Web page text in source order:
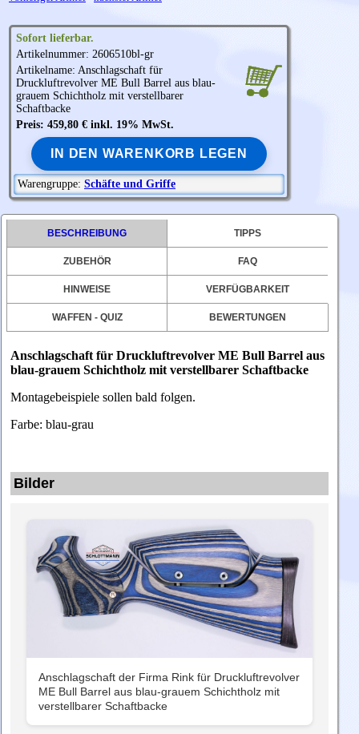
Sofort lieferbar.
Artikelnummer: 2606510bl-gr
Artikelname: Anschlagschaft für
Druckluftrevolver ME Bull Barrel aus blau-
grauem Schichtholz mit verstellbarer
Schaftbacke
Preis: 459,80 € inkl. 19% MwSt.
IN DEN WARENKORB LEGEN
Warengruppe: Schäfte und Griffe
BESCHREIBUNG TIPPS
ZUBEHÖR FAQ
HINWEISE VERFÜGBARKEIT
WAFFEN - QUIZ BEWERTUNGEN
Anschlagschaft für Druckluftrevolver ME Bull Barrel aus
blau-grauem Schichtholz mit verstellbarer Schaftbacke
Montagebeispiele sollen bald folgen.
Farbe: blau-grau
Bilder
Anschlagschaft der Firma Rink für Druckluftrevolver
ME Bull Barrel aus blau-grauem Schichtholz mit
verstellbarer Schaftbacke